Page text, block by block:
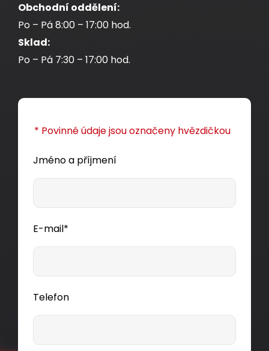
Obchodní oddělení:
Po – Pá 8:00 – 17:00 hod.
Sklad:
Po – Pá 7:30 – 17:00 hod.
* Povinné údaje jsou označeny hvězdičkou
Jméno a příjmení
E-mail*
Telefon